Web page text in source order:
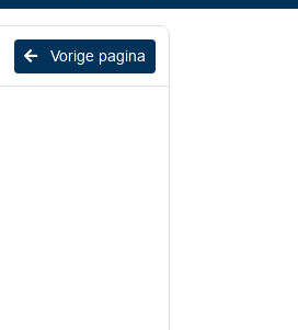
Vorige pagina